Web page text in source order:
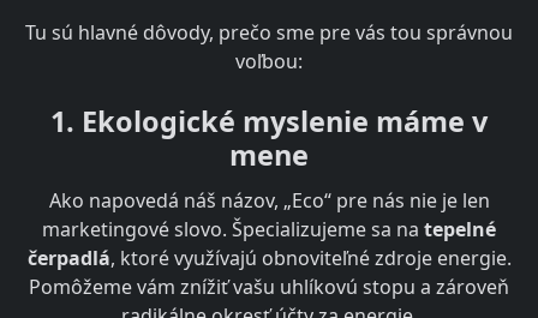
Tu sú hlavné dôvody, prečo sme pre vás tou správnou
voľbou:
1. Ekologické myslenie máme v
mene
Ako napovedá náš názov, „Eco“ pre nás nie je len
marketingové slovo. Špecializujeme sa na tepelné
čerpadlá, ktoré využívajú obnoviteľné zdroje energie.
Pomôžeme vám znížiť vašu uhlíkovú stopu a zároveň